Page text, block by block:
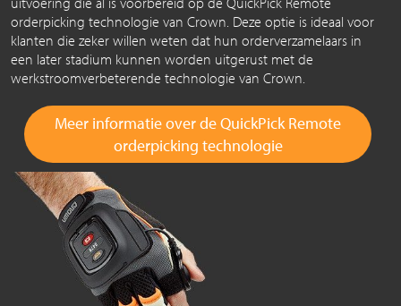
orderpicking technologie van Crown. Deze optie is ideaal voor
klanten die zeker willen weten dat hun orderverzamelaars in
een later stadium kunnen worden uitgerust met de
werkstroomverbeterende technologie van Crown.
Meer informatie over de QuickPick Remote
orderpicking technologie